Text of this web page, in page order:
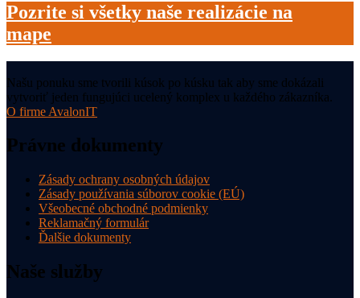
Pozrite si všetky naše realizácie na
mape
Našu ponuku sme tvorili kúsok po kúsku tak aby sme dokázali
vytvoriť jeden fungujúci ucelený komplex u každého zákazníka.
O firme AvalonIT
Právne dokumenty
Zásady ochrany osobných údajov
Zásady používania súborov cookie (EÚ)
Všeobecné obchodné podmienky
Reklamačný formulár
Ďalšie dokumenty
Naše služby